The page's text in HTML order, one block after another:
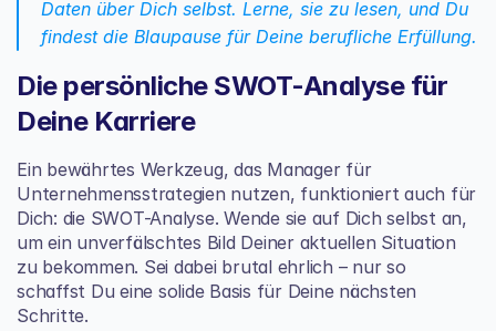
Daten über Dich selbst. Lerne, sie zu lesen, und Du
findest die Blaupause für Deine berufliche Erfüllung.
Die persönliche SWOT-Analyse für
Deine Karriere
Ein bewährtes Werkzeug, das Manager für
Unternehmensstrategien nutzen, funktioniert auch für
Dich: die SWOT-Analyse. Wende sie auf Dich selbst an,
um ein unverfälschtes Bild Deiner aktuellen Situation
zu bekommen. Sei dabei brutal ehrlich – nur so
schaffst Du eine solide Basis für Deine nächsten
Schritte.